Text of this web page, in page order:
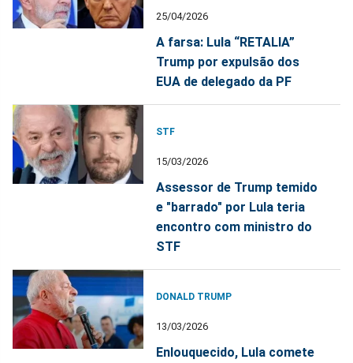
25/04/2026
A farsa: Lula “RETALIA”
Trump por expulsão dos
EUA de delegado da PF
STF
15/03/2026
Assessor de Trump temido
e "barrado" por Lula teria
encontro com ministro do
STF
DONALD TRUMP
13/03/2026
Enlouquecido, Lula comete